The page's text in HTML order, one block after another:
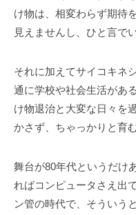
け物は、相変わらず期待
見えませんし、ひと言で
それに加えてサイコキネ
通に学校や社会生活があ
け物退治と大変な日々を
かさず、ちゃっかりと育
舞台が80年代というだけ
ればコンピュータさえ出
ン管の時代で、そういう